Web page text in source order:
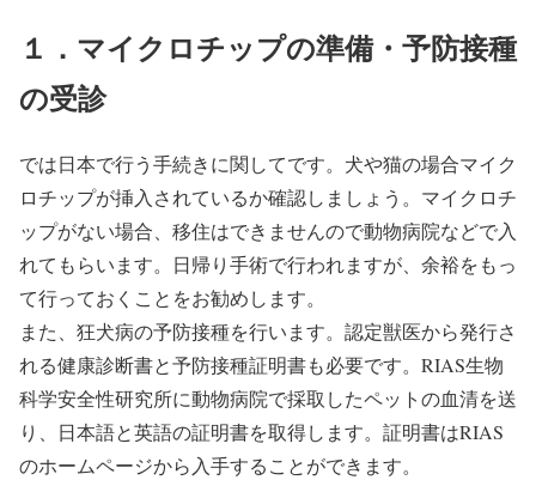
１．マイクロチップの準備・予防接種
の受診
では日本で行う手続きに関してです。犬や猫の場合マイク
ロチップが挿入されているか確認しましょう。マイクロチ
ップがない場合、移住はできませんので動物病院などで入
れてもらいます。日帰り手術で行われますが、余裕をもっ
て行っておくことをお勧めします。
また、狂犬病の予防接種を行います。認定獣医から発行さ
れる健康診断書と予防接種証明書も必要です。RIAS生物
科学安全性研究所に動物病院で採取したペットの血清を送
り、日本語と英語の証明書を取得します。証明書はRIAS
のホームページから入手することができます。